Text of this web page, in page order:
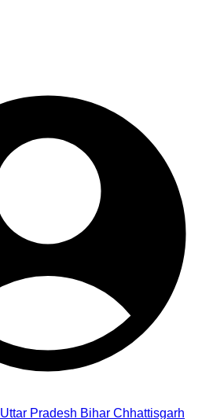
Uttar Pradesh Bihar Chhattisgarh